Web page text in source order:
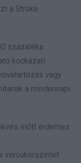
a Stroke
százaléka
kockázati
vagy
a mindennapi
előtt érdemes
vércukorszintet